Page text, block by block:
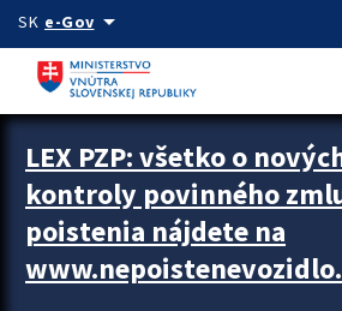
Preskocit na hlavný obsah
SK e-Govarrow_drop_down
Zastavit automatický posun upútavok
LEX PZP: všetko o
kontroly povinného
poistenia nájdete na